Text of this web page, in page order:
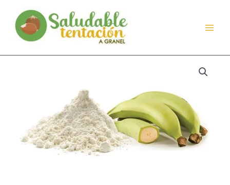
contenido